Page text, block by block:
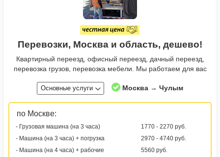
Перевозки, Москва и область, дешево!
Квартирный переезд, офисный переезд, дачный переезд,
перевозка грузов, перевозка мебели. Мы работаем для вас
Основные услуги Москва → Чулым
по Москве:
- Грузовая машина (на 3 часа)
1770 - 2270 руб.
- Машина (на 3 часа) + погрузка
2970 - 4740 руб.
- Машина (на 4 часа) + рабочие
5560 руб.